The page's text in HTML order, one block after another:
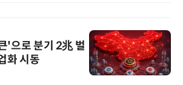
'으로 분기 2兆 벌
화 시동